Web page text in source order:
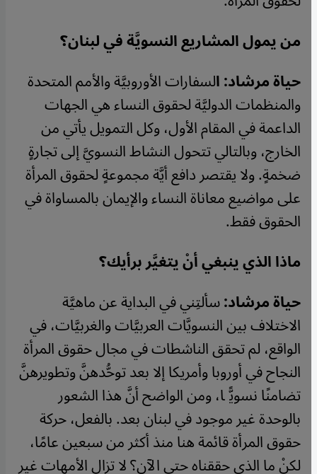
من يمول المشاريع النسويَّة في لبنان؟
حياة مرشاد: السفارات الأوروبيَّة والأمم المتحدة
والمنظمات الدوليَّة لحقوق النساء هي الجهات
الداعمة في المقام الأول، وكل التمويل يأتي من
الخارج، وبالتالي تتحول النشاط النسويَّ إلى تجارةٍ
ضخمةٍ. ولا يقتصر دافع أيَّة مجموعةٍ لحقوق المرأة
على مواضيع معاناة النساء والإيمان بالمساواة في
الحقوق فقط.
ماذا الذي ينبغي أنْ يتغيَّر برأيك؟
حياة مرشاد:سألتِني في البداية عن ماهيَّة
الاختلاف بين النسويَّات العربيَّات والغربيَّات، في
الواقع، لم تحقق الناشطات في مجال حقوق المرأة
النجاح في أوروبا وأمريكا إلا بعد توحُّدهنَّ وتطويرهنَّ
تضامنًا نسويًّا، ومن الواضح أنَّ هذا الشعور
بالوحدة غير موجود في لبنان بعد. بالفعل، حركة
حقوق المرأة قائمة هنا منذ أكثر من سبعين عامًا،
لكنْ ما الذي حققناه حتى الآن؟ لا تزال الأمهات غير